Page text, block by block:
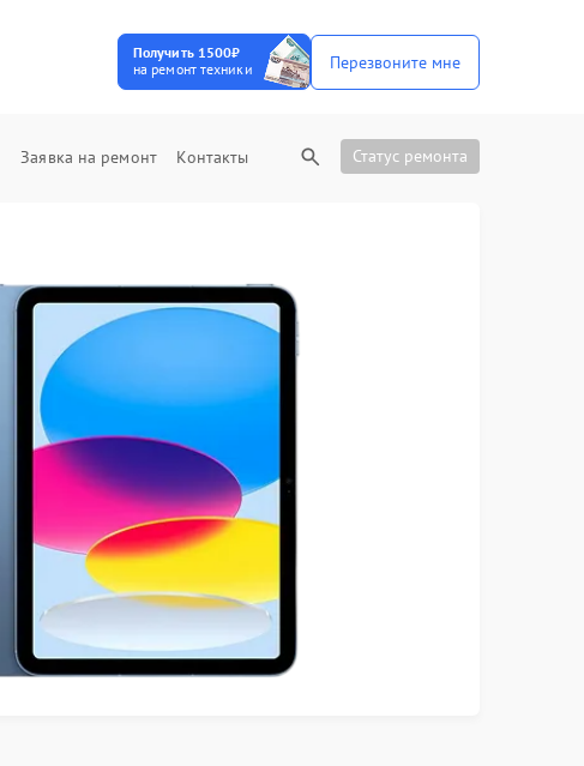
Получить 1500₽
на ремонт техники
Перезвоните мне
Заявка на ремонт Контакты Статус ремонта